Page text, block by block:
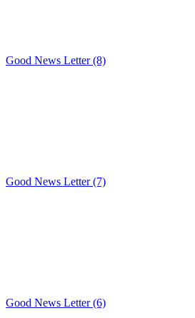
Good News Letter (8)
Good News Letter (7)
Good News Letter (6)